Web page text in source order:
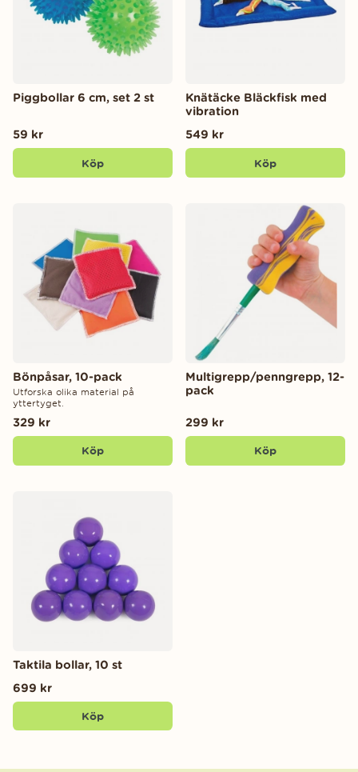
Piggbollar 6 cm, set 2 st
59 kr
Köp
Knätäcke Bläckfisk med
vibration
549 kr
Köp
Bönpåsar, 10-pack
Utforska olika material på
yttertyget.
329 kr
Köp
Multigrepp/penngrepp, 12-
pack
299 kr
Köp
Taktila bollar, 10 st
699 kr
Köp